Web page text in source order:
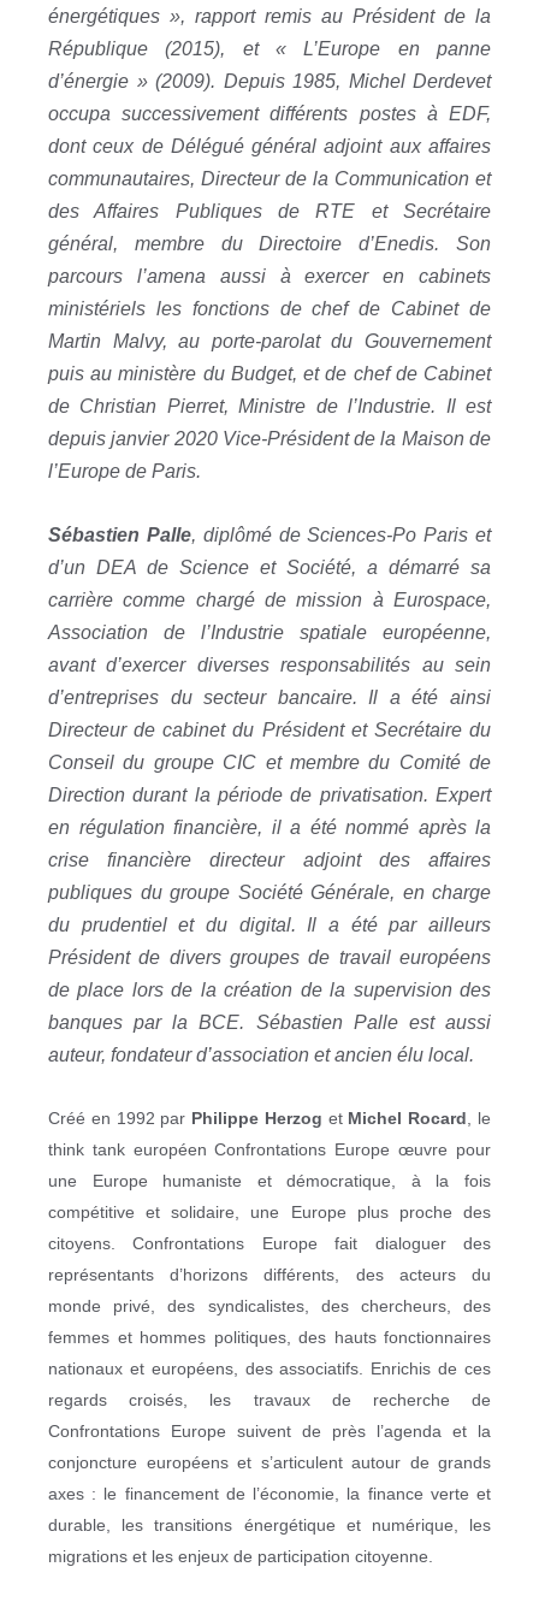
énergétiques », rapport remis au Président de la
République (2015), et « L’Europe en panne
d’énergie » (2009). Depuis 1985, Michel Derdevet
occupa successivement différents postes à EDF,
dont ceux de Délégué général adjoint aux affaires
communautaires, Directeur de la Communication et
des Affaires Publiques de RTE et Secrétaire
général, membre du Directoire d’Enedis. Son
parcours l’amena aussi à exercer en cabinets
ministériels les fonctions de chef de Cabinet de
Martin Malvy, au porte-parolat du Gouvernement
puis au ministère du Budget, et de chef de Cabinet
de Christian Pierret, Ministre de l’Industrie. Il est
depuis janvier 2020 Vice-Président de la Maison de
l’Europe de Paris.
Sébastien Palle, diplômé de Sciences-Po Paris et
d’un DEA de Science et Société, a démarré sa
carrière comme chargé de mission à Eurospace,
Association de l’Industrie spatiale européenne,
avant d’exercer diverses responsabilités au sein
d’entreprises du secteur bancaire. Il a été ainsi
Directeur de cabinet du Président et Secrétaire du
Conseil du groupe CIC et membre du Comité de
Direction durant la période de privatisation. Expert
en régulation financière, il a été nommé après la
crise financière directeur adjoint des affaires
publiques du groupe Société Générale, en charge
du prudentiel et du digital. Il a été par ailleurs
Président de divers groupes de travail européens
de place lors de la création de la supervision des
banques par la BCE. Sébastien Palle est aussi
auteur, fondateur d’association et ancien élu local.
Créé en 1992 par Philippe Herzog et Michel Rocard, le
think tank européen Confrontations Europe œuvre pour
une Europe humaniste et démocratique, à la fois
compétitive et solidaire, une Europe plus proche des
citoyens. Confrontations Europe fait dialoguer des
représentants d’horizons différents, des acteurs du
monde privé, des syndicalistes, des chercheurs, des
femmes et hommes politiques, des hauts fonctionnaires
nationaux et européens, des associatifs. Enrichis de ces
regards croisés, les travaux de recherche de
Confrontations Europe suivent de près l’agenda et la
conjoncture européens et s’articulent autour de grands
axes : le financement de l’économie, la finance verte et
durable, les transitions énergétique et numérique, les
migrations et les enjeux de participation citoyenne.